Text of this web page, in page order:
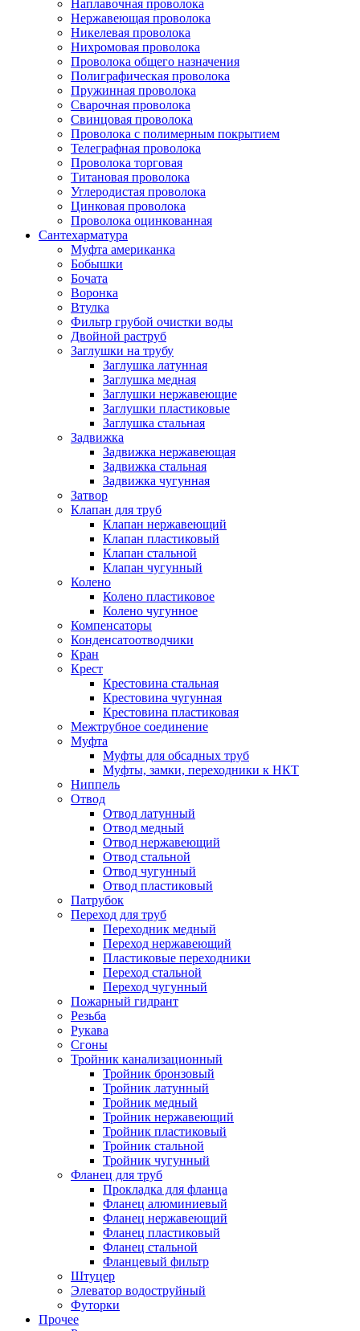
Наплавочная проволока
Нержавеющая проволока
Никелевая проволока
Нихромовая проволока
Проволока общего назначения
Полиграфическая проволока
Пружинная проволока
Сварочная проволока
Свинцовая проволока
Проволока с полимерным покрытием
Телеграфная проволока
Проволока торговая
Титановая проволока
Углеродистая проволока
Цинковая проволока
Проволока оцинкованная
Сантехарматура
Муфта американка
Бобышки
Бочата
Воронка
Втулка
Фильтр грубой очистки воды
Двойной раструб
Заглушки на трубу
Заглушка латунная
Заглушка медная
Заглушки нержавеющие
Заглушки пластиковые
Заглушка стальная
Задвижка
Задвижка нержавеющая
Задвижка стальная
Задвижка чугунная
Затвор
Клапан для труб
Клапан нержавеющий
Клапан пластиковый
Клапан стальной
Клапан чугунный
Колено
Колено пластиковое
Колено чугунное
Компенсаторы
Конденсатоотводчики
Кран
Крест
Крестовина стальная
Крестовина чугунная
Крестовина пластиковая
Межтрубное соединение
Муфта
Муфты для обсадных труб
Муфты, замки, переходники к НКТ
Ниппель
Отвод
Отвод латунный
Отвод медный
Отвод нержавеющий
Отвод стальной
Отвод чугунный
Отвод пластиковый
Патрубок
Переход для труб
Переходник медный
Переход нержавеющий
Пластиковые переходники
Переход стальной
Переход чугунный
Пожарный гидрант
Резьба
Рукава
Сгоны
Тройник канализационный
Тройник бронзовый
Тройник латунный
Тройник медный
Тройник нержавеющий
Тройник пластиковый
Тройник стальной
Тройник чугунный
Фланец для труб
Прокладка для фланца
Фланец алюминиевый
Фланец нержавеющий
Фланец пластиковый
Фланец стальной
Фланцевый фильтр
Штуцер
Элеватор водоструйный
Футорки
Прочее